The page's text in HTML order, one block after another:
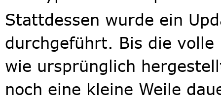
Stattdessen wurde ein
durchgeführt. Bis die
wie ursprünglich
noch eine kleine Weile